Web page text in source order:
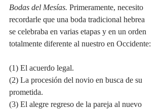
Bodas del Mesías. Primeramente, necesito
recordarle que una boda tradicional hebrea
se celebraba en varias etapas y en un orden
totalmente diferente al nuestro en Occidente:
(1) El acuerdo legal.
(2) La procesión del novio en busca de su
prometida.
(3) El alegre regreso de la pareja al nuevo